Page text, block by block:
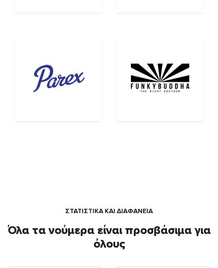
ΣΤΑΤΙΣΤΙΚΑ ΚΑΙ ΔΙΑΦΑΝΕΙΑ
Όλα τα νούμερα είναι προσβάσιμα για
όλους